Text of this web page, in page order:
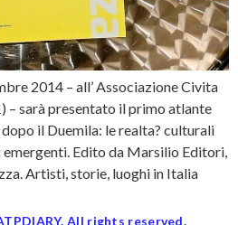
2014 – all’ Associazione Civita
– sarà presentato il primo atlante
il Duemila: le realta? culturali
Edito da Marsilio Editori,
Artisti, storie, luoghi in Italia
All rights reserved.